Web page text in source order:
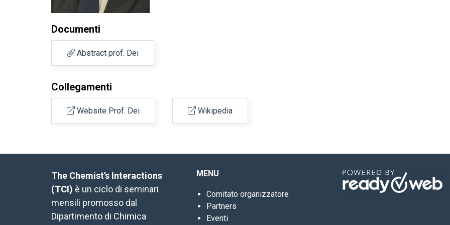
Documenti
Abstract prof. Dei
Collegamenti
Website Prof. Dei Wikipedia
The Chemist’s Interactions
(TCI) è un ciclo di seminari
mensili promosso dal
Dipartimento di Chimica
MENU
Comitato organizzatore
Partners
Eventi